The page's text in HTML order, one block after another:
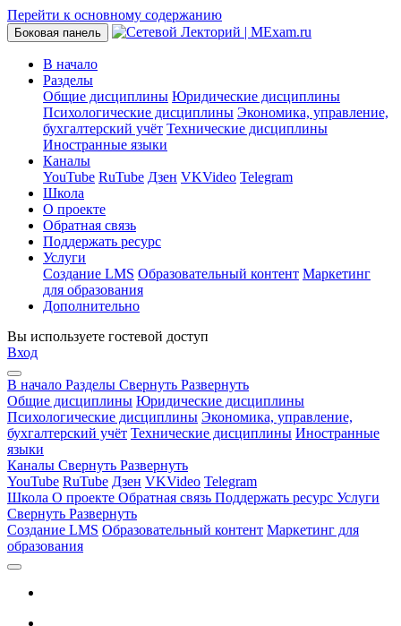
Перейти к основному содержанию
Боковая панель
В начало
Разделы
Общие дисциплины Юридические дисциплины
Психологические дисциплины Экономика, управление,
бухгалтерский учёт Технические дисциплины
Иностранные языки
Каналы
YouTube RuTube Дзен VKVideo Telegram
Школа
О проекте
Обратная связь
Поддержать ресурс
Услуги
Создание LMS Образовательный контент Маркетинг
для образования
Дополнительно
Вы используете гостевой доступ
Вход
В начало Разделы Свернуть Развернуть
Общие дисциплины Юридические дисциплины
Психологические дисциплины Экономика, управление,
бухгалтерский учёт Технические дисциплины Иностранные
языки
Каналы Свернуть Развернуть
YouTube RuTube Дзен VKVideo Telegram
Школа О проекте Обратная связь Поддержать ресурс Услуги
Свернуть Развернуть
Создание LMS Образовательный контент Маркетинг для
образования